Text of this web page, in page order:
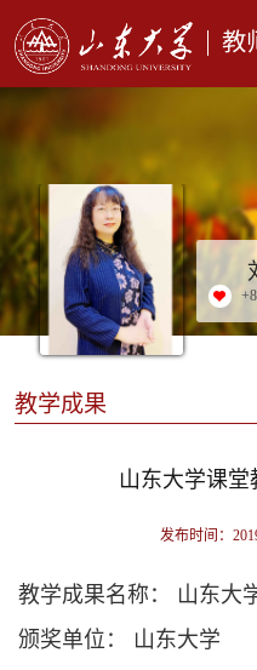
教
+8
教学成果
山东大学课
发布时间：
教学成果名称： 山东大
颁奖单位： 山东大学